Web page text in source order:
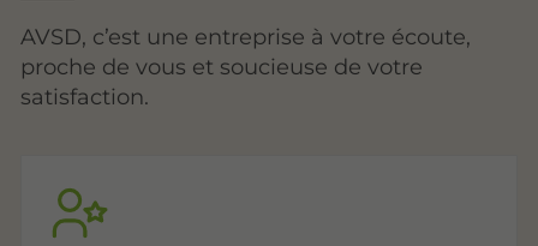
AVSD, c’est une entreprise à votre écoute,
proche de vous et soucieuse de votre
satisfaction.